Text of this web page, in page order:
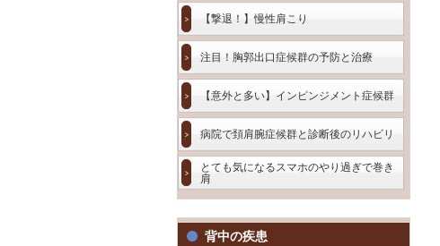
【撃退！】慢性肩こり
注目！胸郭出口症候群の予防と治療
【意外と多い】インピンジメント症候群
病院で頚肩腕症候群と診断後のリハビリ
とても気になるスマホのやり過ぎで巻き
肩
背中の疾患